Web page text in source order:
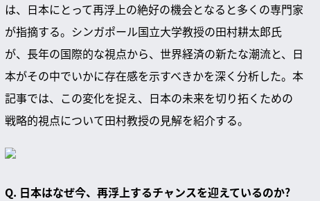
は、日本にとって再浮上の絶好の機会となると多くの専門家
が指摘する。シンガポール国立大学教授の田村耕太郎氏
が、長年の国際的な視点から、世界経済の新たな潮流と、日
本がその中でいかに存在感を示すべきかを深く分析した。本
記事では、この変化を捉え、日本の未来を切り拓くための
戦略的視点について田村教授の見解を紹介する。
Q. 日本はなぜ今、再浮上するチャンスを迎えているのか?